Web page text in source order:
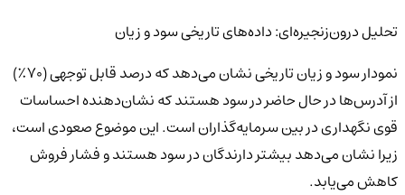
تحلیل درون‌زنجیره‌ای: داده‌های تاریخی سود و زیان
نمودار سود و زیان تاریخی نشان می‌دهد که درصد قابل توجهی (۷۰٪)
از آدرس‌ها در حال حاضر در سود هستند که نشان‌دهنده احساسات
قوی نگهداری در بین سرمایه‌گذاران است. این موضوع صعودی است،
زیرا نشان می‌دهد بیشتر دارندگان در سود هستند و فشار فروش
کاهش می‌یابد.